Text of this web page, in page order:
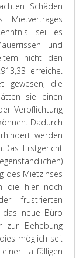
Schäden
sei es
und
nicht den
erreiche.
gewesen, die
sie einen
Verpflichtung
Dadurch
werden
Das Erstgericht
des Mietzinses
die hier noch
"frustrierten
das neue Büro
zur Behebung
möglich sei.
allfälligen